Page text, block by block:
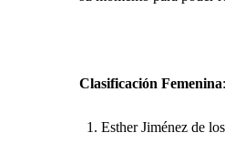
Clasificación Femenina:
Esther Jiménez de